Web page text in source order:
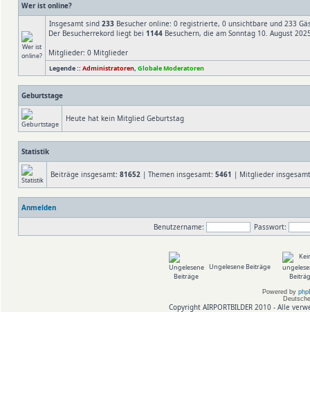
Wer ist online?
Insgesamt sind 233 Besucher online: 0 registrierte, 0 unsichtbare und 233
Der Besucherrekord liegt bei 1144 Besuchern, die am Sonntag 10. August
Mitglieder: 0 Mitglieder
Legende :: Administratoren, Globale Moderatoren
Geburtstage
Heute hat kein Mitglied Geburtstag
Statistik
Beiträge insgesamt: 81652 | Themen insgesamt: 5461 | Mitglieder
Anmelden
Benutzername:
Passwort:
Ungelesene Beiträge
Powered by
Copyright AIRPORTBILDER 2010 - Alle